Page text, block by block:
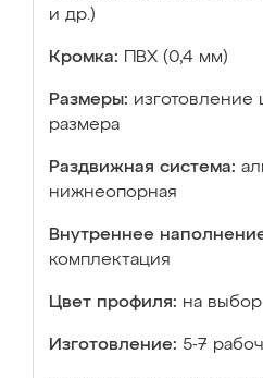
и др.)
Кромка: ПВХ (0,4 мм)
Размеры:
размера
Раздвижная система:
нижнеопорная
Внутреннее
комплектация
Цвет профиля: на выбор
Изготовление: 5-7